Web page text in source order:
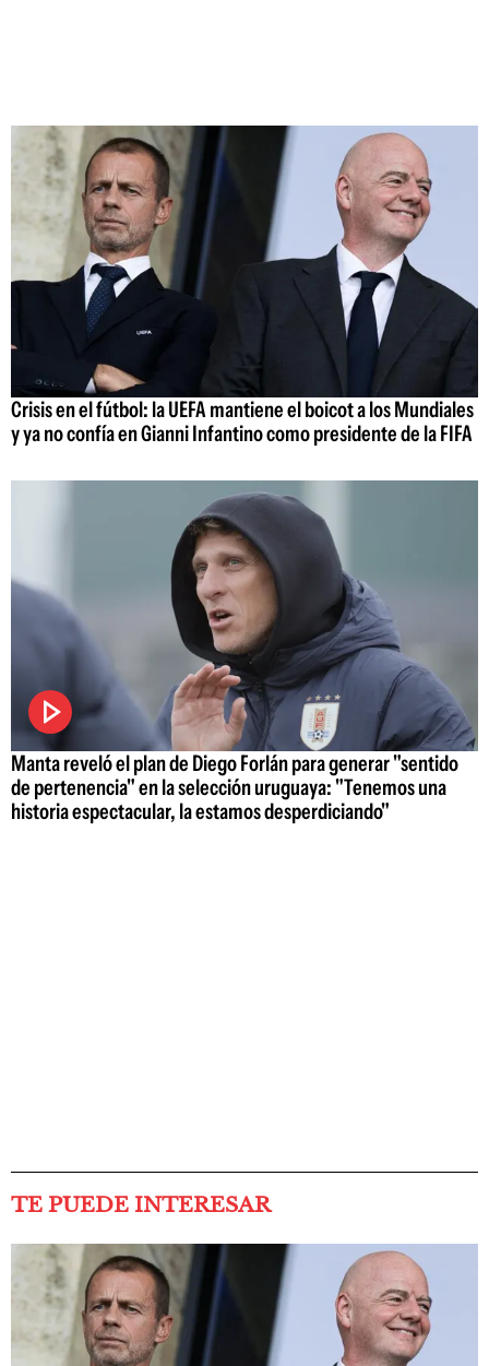
Crisis en el fútbol: la UEFA mantiene el boicot a los Mundiales
y ya no confía en Gianni Infantino como presidente de la FIFA
Manta reveló el plan de Diego Forlán para generar "sentido
de pertenencia" en la selección uruguaya: "Tenemos una
historia espectacular, la estamos desperdiciando"
TE PUEDE INTERESAR